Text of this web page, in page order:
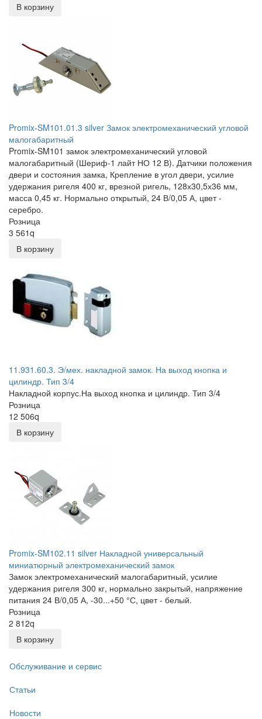
В корзину
Promix-SM101.01.3 silver Замок электромеханический угловой
малогабаритный
Promix-SM101 замок электромеханический угловой
малогабаритный (Шериф-1 лайт НО 12 В). Датчики положения
двери и состояния замка, Крепление в угол двери, усилие
удержания ригеля 400 кг, врезной ригель, 128х30,5х36 мм,
масса 0,45 кг. Нормально открытый, 24 В/0,05 А, цвет -
серебро.
Розница
3 561q
В корзину
11.931.60.3. Э/мех. накладной замок. На выход кнопка и
цилиндр. Тип 3/4
Накладной корпус.На выход кнопка и цилиндр. Тип 3/4
Розница
12 506q
В корзину
Promix-SM102.11 silver Накладной универсальный
миниатюрный электромеханический замок
Замок электромеханический малогабаритный, усилие
удержания ригеля 300 кг, нормально закрытый, напряжение
питания 24 В/0,05 А, -30...+50 °С, цвет - белый.
Розница
2 812q
В корзину
Обслуживание и сервис
Статьи
Новости